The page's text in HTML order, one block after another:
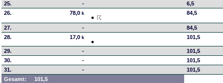
25.
-
6,5
26.
78,0k 84,5
27. -
84,5
28.
17,0k 101,5
29. -
101,5
30.
-
101,5
31.
-
101,5
Gesamt:
101,5